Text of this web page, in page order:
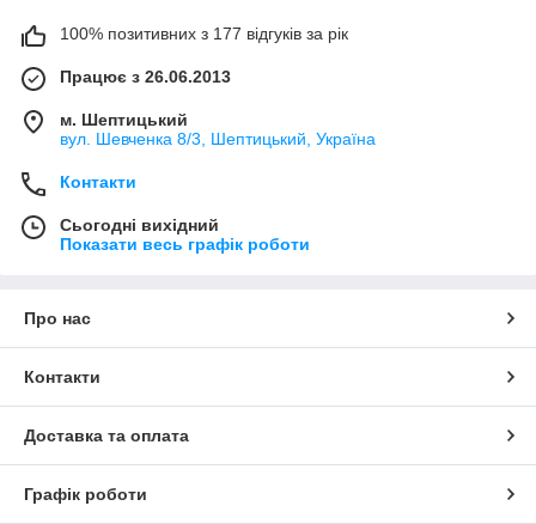
100% позитивних з 177 відгуків за рік
Працює з 26.06.2013
м. Шептицький
вул. Шевченка 8/3, Шептицький, Україна
Контакти
Сьогодні вихідний
Показати весь графік роботи
Про нас
Контакти
Доставка та оплата
Графік роботи